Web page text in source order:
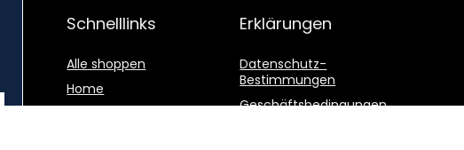
Schnelllinks
Alle shoppen
Home
Erklärungen
Datenschutz-
Bestimmungen
Geschäftsbedingungen